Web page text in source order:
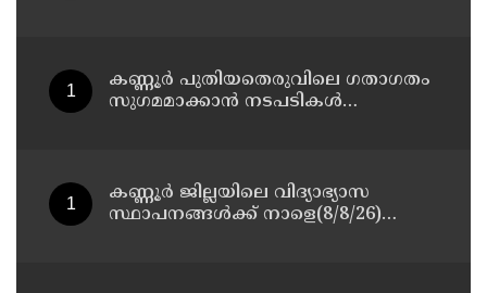
കണ്ണൂർ പുതിയതെരുവിലെ ഗതാഗതം
സുഗമമാക്കാന്‍ നടപടികള്‍
കണ്ണൂർ ജില്ലയിലെ വിദ്യാഭ്യാസ
സ്ഥാപനങ്ങള്‍ക്ക് നാളെ(8/8/26)